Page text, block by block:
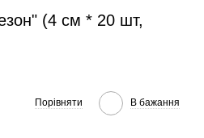
(4 см * 20 шт,
Порівняти В бажання